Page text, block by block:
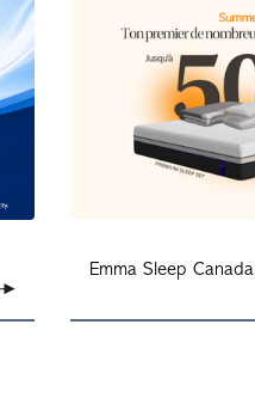
Emma Sleep Canada